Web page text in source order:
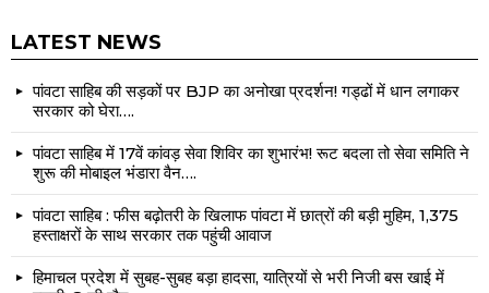
LATEST NEWS
पांवटा साहिब की सड़कों पर BJP का अनोखा प्रदर्शन! गड्ढों में धान लगाकर
सरकार को घेरा….
पांवटा साहिब में 17वें कांवड़ सेवा शिविर का शुभारंभ! रूट बदला तो सेवा समिति ने
शुरू की मोबाइल भंडारा वैन….
पांवटा साहिब : फीस बढ़ोतरी के खिलाफ पांवटा में छात्रों की बड़ी मुहिम, 1,375
हस्ताक्षरों के साथ सरकार तक पहुंची आवाज
हिमाचल प्रदेश में सुबह-सुबह बड़ा हादसा, यात्रियों से भरी निजी बस खाई में